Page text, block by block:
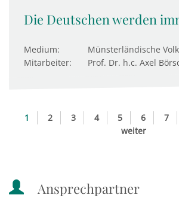
Die Deutschen werden
Medium:
Münsterländische
Mitarbeiter:
Prof. Dr. h.c. Axel
1 2 3 4 5 6 7
weiter
Ansprechpartner